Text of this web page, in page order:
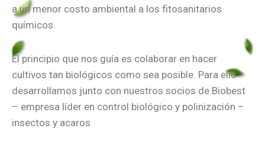
a un menor costo ambiental a los fitosanitarios
químicos.
El principio que nos guía es colaborar en hacer
cultivos tan biológicos como sea posible. Para ello
desarrollamos junto con nuestros socios de Biobest
– empresa líder en control biológico y polinización –
insectos y acaros